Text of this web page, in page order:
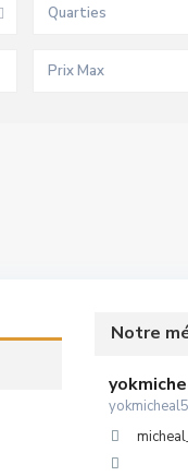
Quarties
Notre